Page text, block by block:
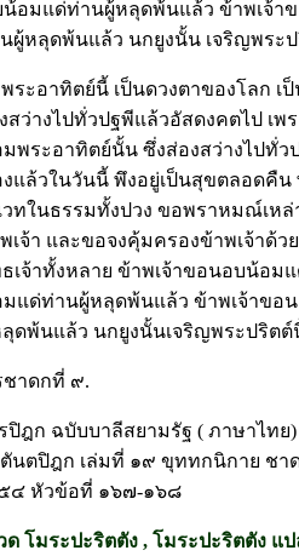
อมแด่ท่านผู้หลุดพ้นแล้ว ข้าพเจ้า
ผู้หลุดพ้นแล้ว นกยูงนั้น เจริญพระ
ระอาทิตย์นี้ เป็นดวงตาของโลก เป็
สว่างไปทั่วปฐพีแล้วอัสดงคตไป เพ
พระอาทิตย์นั้น ซึ่งส่องสว่างไปทั่ว
แล้วในวันนี้ พึงอยู่เป็นสุขตลอดคืน
วทในธรรมทั้งปวง ขอพราหมณ์เห
เจ้า และขอจงคุ้มครองข้าพเจ้าด้
เจ้าทั้งหลาย ข้าพเจ้าขอนอบน้อ
แด่ท่านผู้หลุดพ้นแล้ว ข้าพเจ้าขอ
ดพ้นแล้ว นกยูงนั้นเจริญพระปริตต์
ชาดกที่ ๙.
ปิฎก ฉบับบาลีสยามรัฐ ( ภาษาไทย
นตปิฎก เล่มที่ ๑๙ ขุททกนิกาย ชา
๔ หัวข้อที่ ๑๖๗-๑๖๘
ด โมระปะริตตัง , โมระปะริตตัง แ